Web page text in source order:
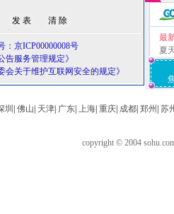
：京ICP00000008号
告服务管理规定》
会关于维护互联网安全的规定》
最
夏
圳 佛山 天津| 广东| 上海| 重庆| 成都| 郑州 苏
copyright © 2004